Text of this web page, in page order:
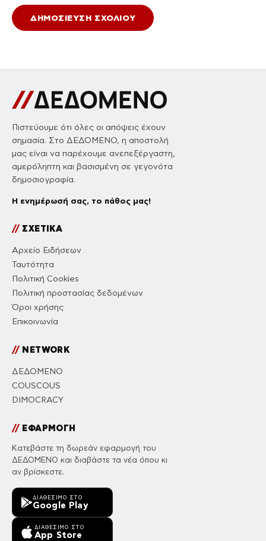
Πιστεύουμε ότι όλες οι απόψεις έχουν
σημασία. Στο ΔΕΔΟΜΕΝΟ, η αποστολή
μας είναι να παρέχουμε ανεπεξέργαστη,
αμερόληπτη και βασισμένη σε γεγονότα
δημοσιογραφία.
Η ενημέρωσή σας, το πάθος μας!
//ΣΧΕΤΙΚΑ
Αρχείο Ειδήσεων
Ταυτότητα
Πολιτική Cookies
Πολιτική προστασίας δεδομένων
Όροι χρήσης
Επικοινωνία
//NETWORK
ΔΕΔΟΜΕΝΟ
COUSCOUS
DIMOCRACY
//ΕΦΑΡΜΟΓΗ
Κατεβάστε τη δωρεάν εφαρμογή του
ΔΕΔΟΜΕΝΟ και διαβάστε τα νέα όπου κι
αν βρίσκεστε.
ΔΙΑΘΈΣΙΜΟ ΣΤΟ
Google Play
ΔΙΑΘΈΣΙΜΟ ΣΤΟ
App Store